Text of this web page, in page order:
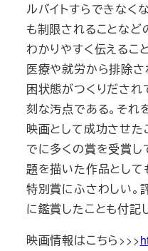
ルバイトすらできなく
も制限されることな
わかりやすく伝えるこ
医療や就労から排除さ
困状態がつくりだされ
刻な汚点である。それ
映画として成功させた
でに多くの賞を受賞し
題を描いた作品として
特別賞にふさわしい。
に鑑賞したことも付記
映画情報はこちら>>>